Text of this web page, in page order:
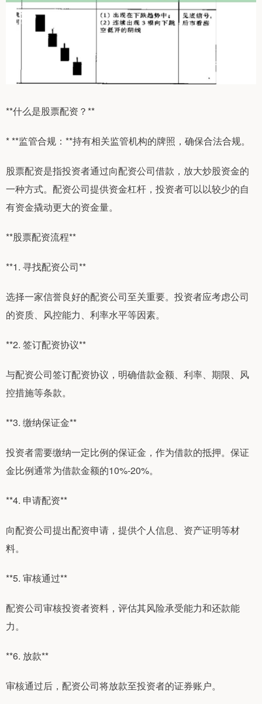
**什么是股票配资？**
* **监管合规：**持有相关监管机构的牌照，确保合法合规。
股票配资是指投资者通过向配资公司借款，放大炒股资金的
一种方式。配资公司提供资金杠杆，投资者可以以较少的自
有资金撬动更大的资金量。
**股票配资流程**
**1. 寻找配资公司**
选择一家信誉良好的配资公司至关重要。投资者应考虑公司
的资质、风控能力、利率水平等因素。
**2. 签订配资协议**
与配资公司签订配资协议，明确借款金额、利率、期限、风
控措施等条款。
**3. 缴纳保证金**
投资者需要缴纳一定比例的保证金，作为借款的抵押。保证
金比例通常为借款金额的10%-20%。
**4. 申请配资**
向配资公司提出配资申请，提供个人信息、资产证明等材
料。
**5. 审核通过**
配资公司审核投资者资料，评估其风险承受能力和还款能
力。
**6. 放款**
审核通过后，配资公司将放款至投资者的证券账户。